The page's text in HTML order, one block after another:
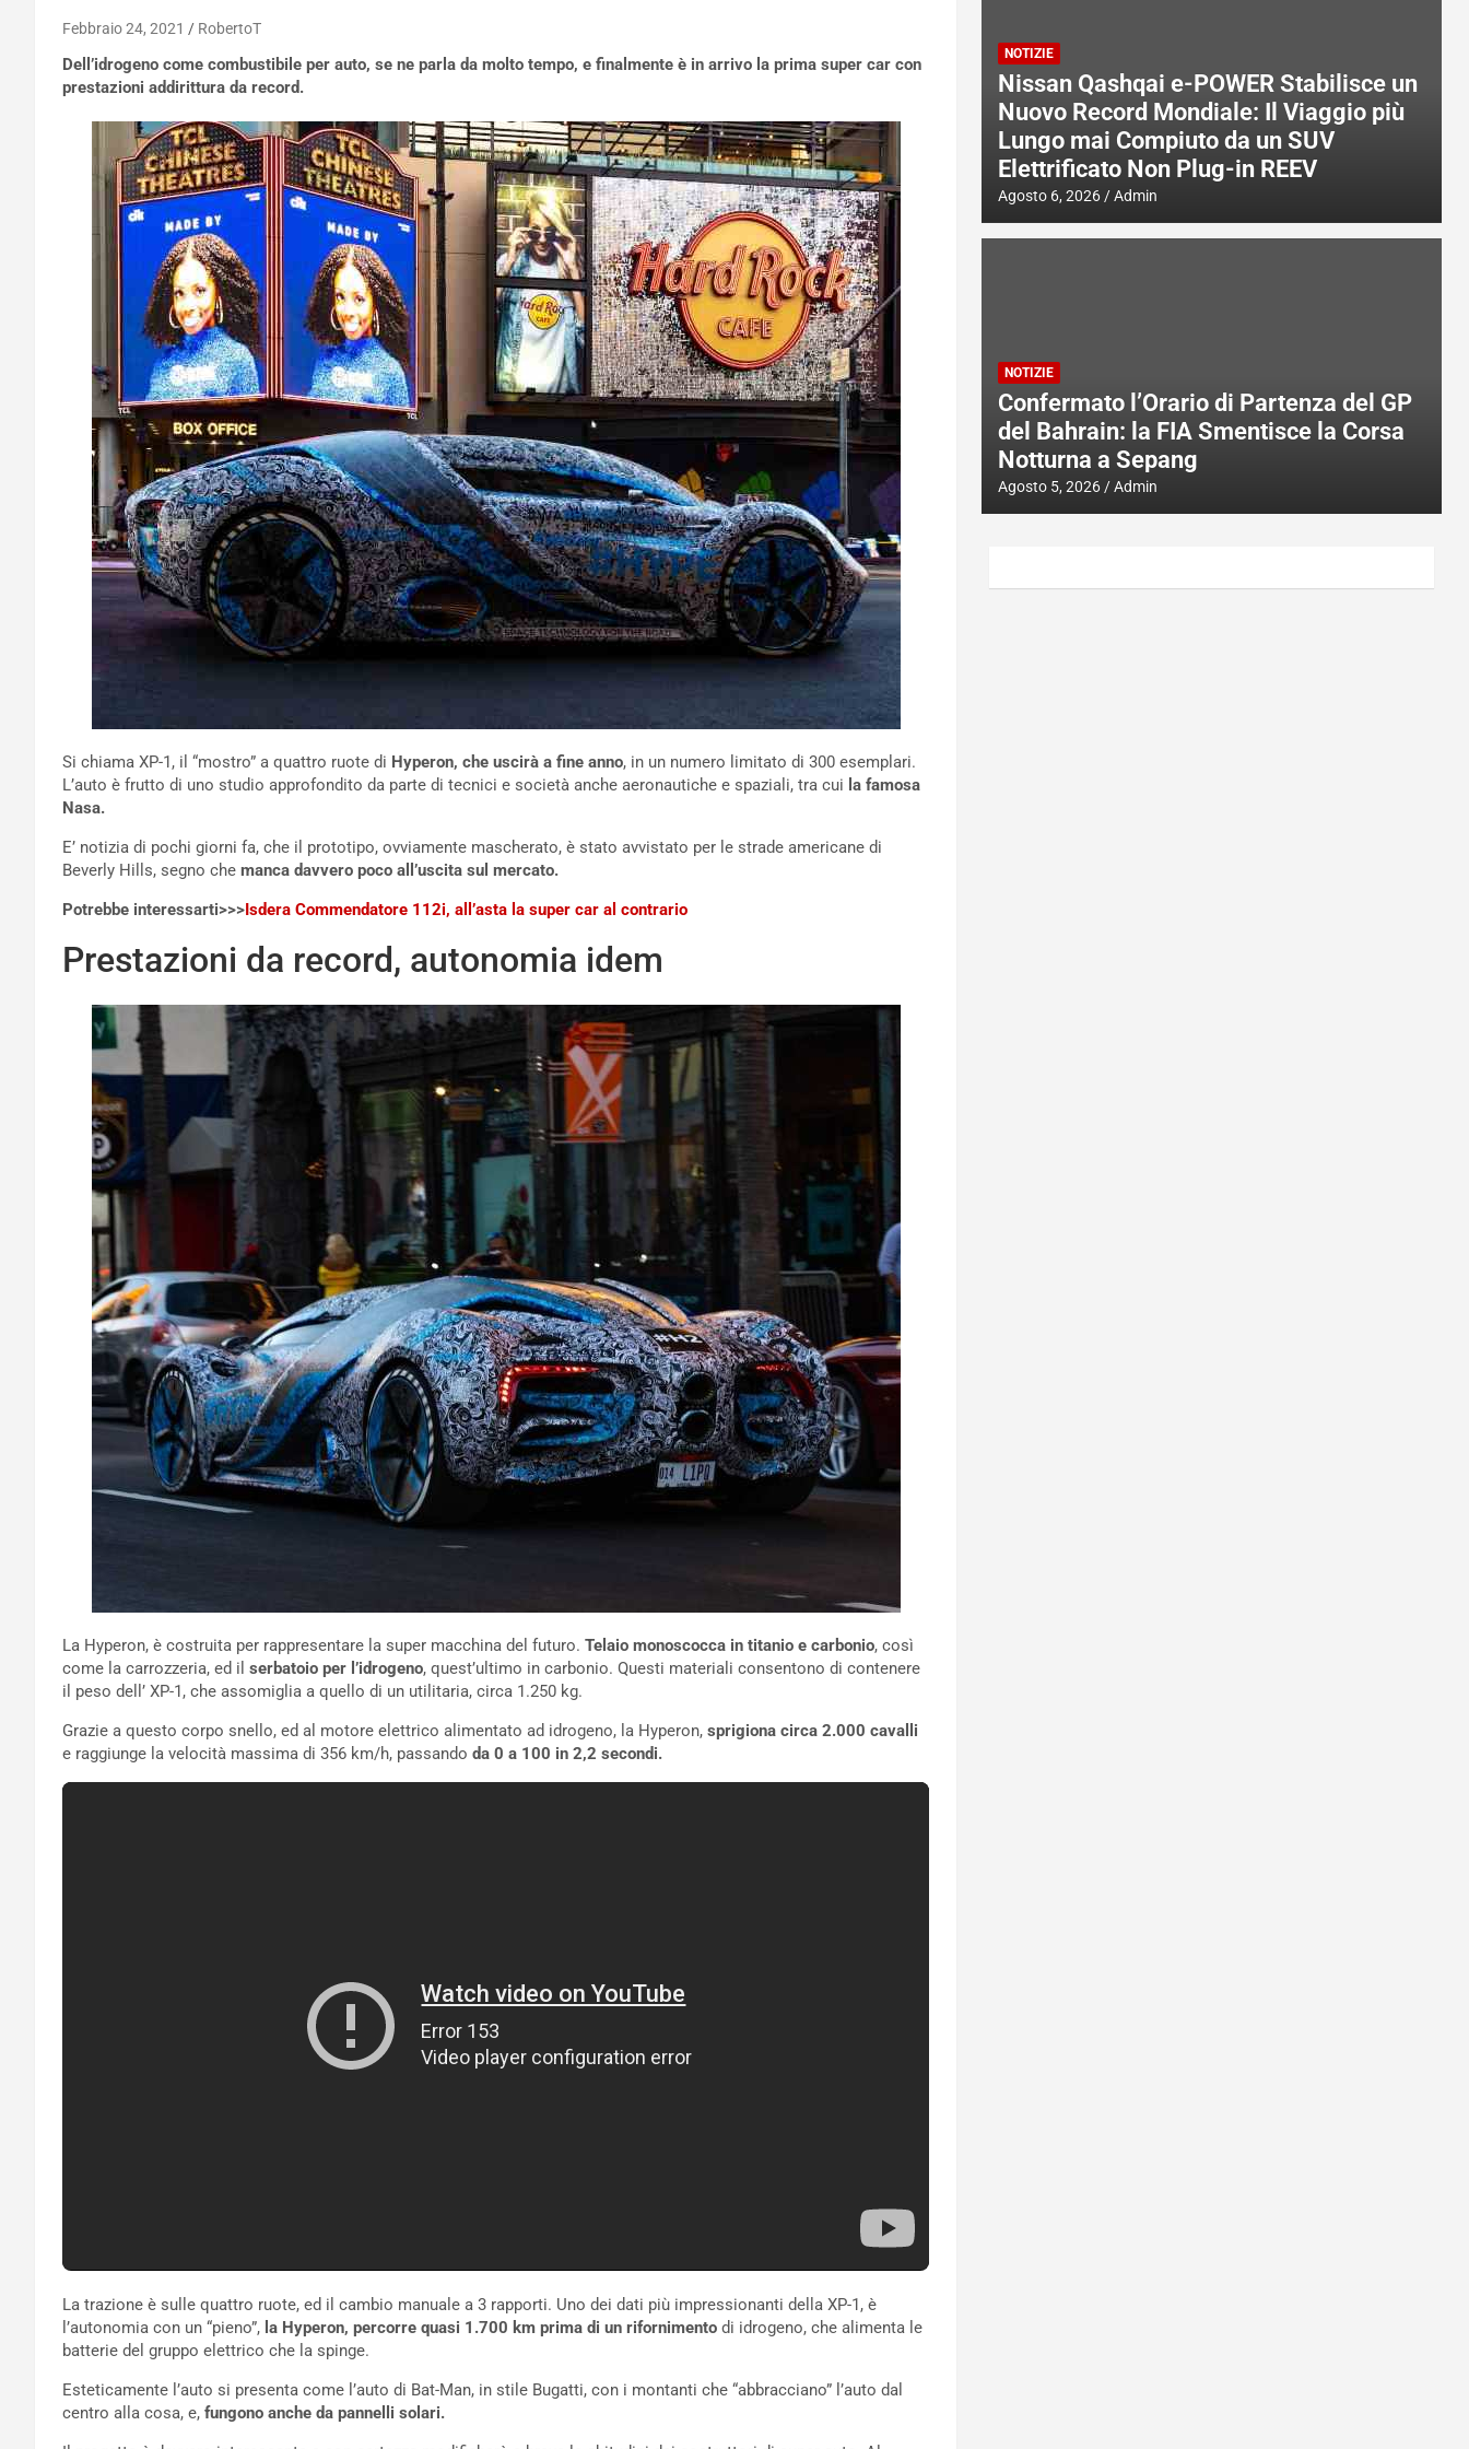
Febbraio 24, 2021 RobertoT
Dell’idrogeno come combustibile per auto, se ne parla da molto tempo, e finalmente è in arrivo la prima super car con
prestazioni addirittura da record.
Si chiama XP-1, il “mostro” a quattro ruote di Hyperon, che uscirà a fine anno, in un numero limitato di 300 esemplari.
L’auto è frutto di uno studio approfondito da parte di tecnici e società anche aeronautiche e spaziali, tra cui la famosa
Nasa.
E’ notizia di pochi giorni fa, che il prototipo, ovviamente mascherato, è stato avvistato per le strade americane di
Beverly Hills, segno che manca davvero poco all’uscita sul mercato.
Potrebbe interessarti>>> Isdera Commendatore 112i, all’asta la super car al contrario
Prestazioni da record, autonomia idem
La Hyperon, è costruita per rappresentare la super macchina del futuro. Telaio monoscocca in titanio e carbonio, così
come la carrozzeria, ed il serbatoio per l’idrogeno, quest’ultimo in carbonio. Questi materiali consentono di contenere
il peso dell’ XP-1, che assomiglia a quello di un utilitaria, circa 1.250 kg.
Grazie a questo corpo snello, ed al motore elettrico alimentato ad idrogeno, la Hyperon, sprigiona circa 2.000 cavalli
e raggiunge la velocità massima di 356 km/h, passando da 0 a 100 in 2,2 secondi.
La trazione è sulle quattro ruote, ed il cambio manuale a 3 rapporti. Uno dei dati più impressionanti della XP-1, è
l’autonomia con un “pieno”, la Hyperon, percorre quasi 1.700 km prima di un rifornimento di idrogeno, che alimenta le
batterie del gruppo elettrico che la spinge.
Esteticamente l’auto si presenta come l’auto di Bat-Man, in stile Bugatti, con i montanti che “abbracciano” l’auto dal
centro alla cosa, e, fungono anche da pannelli solari.
NOTIZIE
Nissan Qashqai e-POWER Stabilisce un
Nuovo Record Mondiale: Il Viaggio più
Lungo mai Compiuto da un SUV
Elettrificato Non Plug-in REEV
Agosto 6, 2026 Admin
NOTIZIE
Confermato l’Orario di Partenza del GP
del Bahrain: la FIA Smentisce la Corsa
Notturna a Sepang
Agosto 5, 2026 Admin